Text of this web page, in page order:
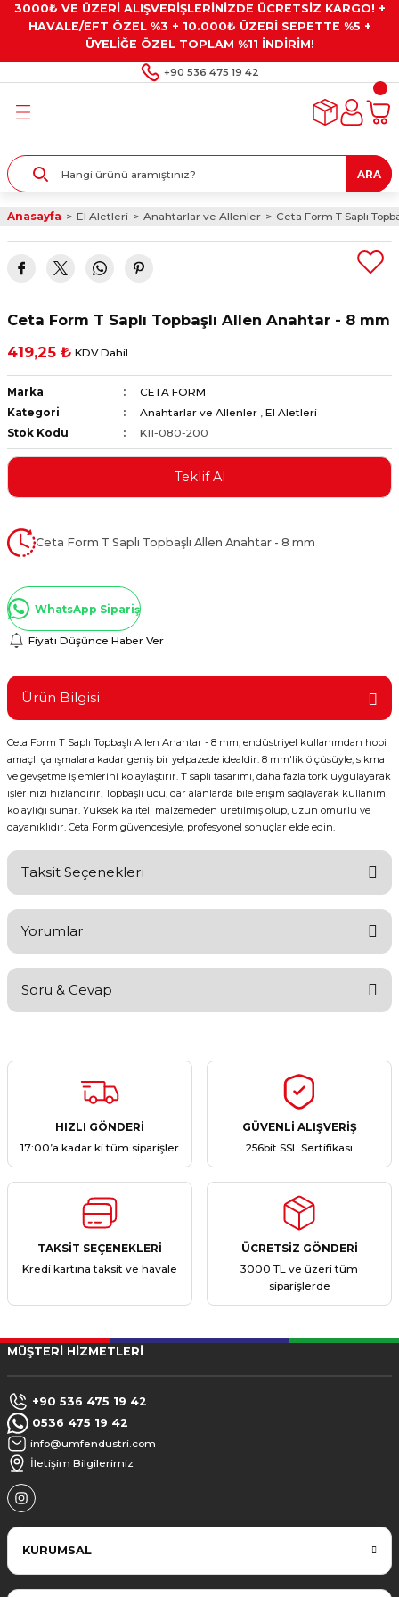
3000₺ VE ÜZERİ ALIŞVERİŞLERİNİZDE ÜCRETSİZ KARGO! +
HAVALE/EFT ÖZEL %3 + 10.000₺ ÜZERİ SEPETTE %5 +
ÜYELİĞE ÖZEL TOPLAM %11 İNDİRİM!
+90 536 475 19 42
Geri Dön
Kaplamalar
Geri Dön
Geri Dön
Gresler
Geri Dön
Alet Setleri
ve Multimetreler
ve Penseler
Aletleri
Geri Dön
Taşları ve
ARA
Anasayfa El Aletleri Anahtarlar ve Allenler Ceta Form T Saplı
Ceta Form T Saplı Topbaşlı Allen Anahtar - 8 mm
419,25 ₺ KDV Dahil
Marka
CETA FORM
Kategori
Anahtarlar ve Allenler , El Aletleri
Stok Kodu
K11-080-200
Teklif Al
Ceta Form T Saplı Topbaşlı Allen Anahtar - 8 mm
WhatsApp Sipariş
Fiyatı Düşünce Haber Ver
Ürün Bilgisi
Ceta Form T Saplı Topbaşlı Allen Anahtar - 8 mm, endüstriyel kullanımdan hobi
amaçlı çalışmalara kadar geniş bir yelpazede idealdir. 8 mm'lik ölçüsüyle, sıkma
ve gevşetme işlemlerini kolaylaştırır. T saplı tasarımı, daha fazla tork uygulayarak
işlerinizi hızlandırır. Topbaşlı ucu, dar alanlarda bile erişim sağlayarak kullanım
kolaylığı sunar. Yüksek kaliteli malzemeden üretilmiş olup, uzun ömürlü ve
dayanıklıdır. Ceta Form güvencesiyle, profesyonel sonuçlar elde edin.
Taksit Seçenekleri
Yorumlar
Yorum Yaz
Soru & Cevap
Ürün hakkında henüz soru sorulmamış.
HIZLI GÖNDERİ
17:00’a kadar ki tüm siparişler
GÜVENLİ ALIŞVERİŞ
256bit SSL Sertifikası
TAKSİT SEÇENEKLERİ
Kredi kartına taksit ve havale
ÜCRETSİZ GÖNDERİ
3000 TL ve üzeri tüm
siparişlerde
MÜŞTERİ HİZMETLERİ
+90 536 475 19 42
0536 475 19 42
info@umfendustri.com
İletişim Bilgilerimiz
KURUMSAL